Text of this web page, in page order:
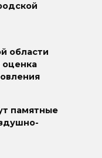
области
оценка
памятные